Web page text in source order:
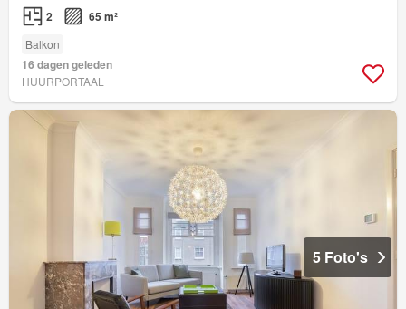
2 65 m²
Balkon
16 dagen geleden
HUURPORTAAL
5 Foto's